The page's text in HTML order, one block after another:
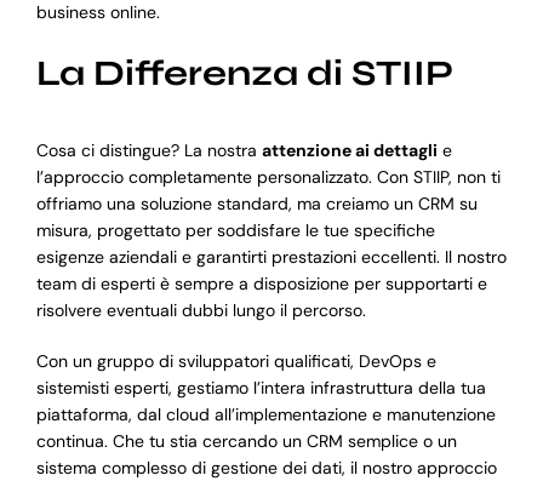
business online.
La Differenza di STIIP
Cosa ci distingue? La nostra attenzione ai dettagli e
l’approccio completamente personalizzato. Con STIIP, non ti
offriamo una soluzione standard, ma creiamo un CRM su
misura, progettato per soddisfare le tue specifiche
esigenze aziendali e garantirti prestazioni eccellenti. Il nostro
team di esperti è sempre a disposizione per supportarti e
risolvere eventuali dubbi lungo il percorso.
Con un gruppo di sviluppatori qualificati, DevOps e
sistemisti esperti, gestiamo l’intera infrastruttura della tua
piattaforma, dal cloud all’implementazione e manutenzione
continua. Che tu stia cercando un CRM semplice o un
sistema complesso di gestione dei dati, il nostro approccio